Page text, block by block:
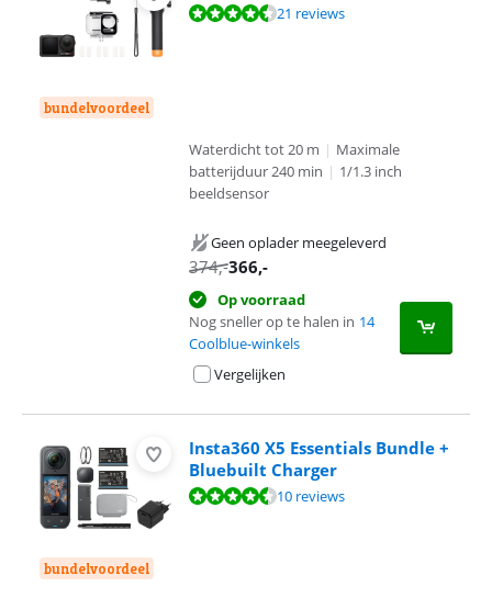
bundelvoordeel
Beoordeling is 8,8 van de 10, gebaseerd op 21 reviews.
21 reviews
Waterdicht tot 20 m | Maximale
batterijduur 240 min | 1/1.3 inch
beeldsensor
Geen oplader meegeleverd
374,-366,-
Op voorraad
Nog sneller op te halen in 14
Coolblue-winkels
Vergelijken
bundelvoordeel
Insta360 X5 Essentials Bundle +
Bluebuilt Charger
Beoordeling is 9,4 van de 10, gebaseerd op 10 reviews.
10 reviews